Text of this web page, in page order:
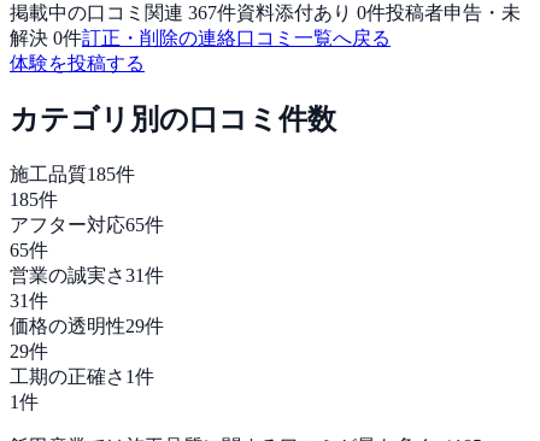
掲載中の口コミ関連 367件資料添付あり 0件投稿者申告・未
解決 0件訂正・削除の連絡口コミ一覧へ戻る
体験を投稿する
カテゴリ別の口コミ件数
施工品質185件
185件
アフター対応65件
65件
営業の誠実さ31件
31件
価格の透明性29件
29件
工期の正確さ 1件
1件